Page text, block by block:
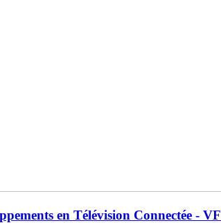
en Télévision Connectée -